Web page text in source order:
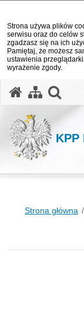
Strona używa plików
serwisu oraz do celów
zgadzasz się na ich
Pamiętaj, że możesz
ustawienia
wyrażenie zgody.
KPP
Strona główna